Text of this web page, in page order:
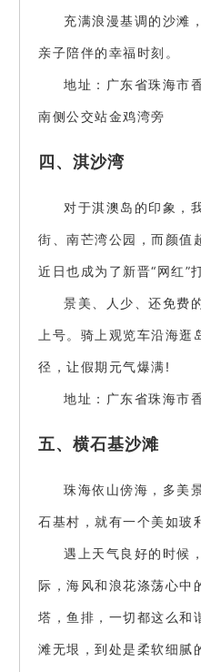
充满浪漫基调的沙滩
亲子陪伴的幸福时刻。
地址：广东省珠海市
南侧公交站金鸡湾旁
四、淇沙湾
对于淇澳岛的印象，
街、南芒湾公园，而颜值
近日也成为了新晋“网红”
景美、人少、还免费
上号。骑上观览车沿海
径，让假期元气爆满!
地址：广东省珠海市
五、横石基沙滩
珠海依山傍海，多美
石基村，就有一个美如玻
遇上天气良好的时候
际，海风和浪花涤荡心中
塔，鱼排，一切都这么和
滩无垠，到处是柔软细腻